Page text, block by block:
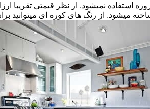
استفاده نمیشود. از نظر قیمتی تقریبا
میشود. از رنگ های کوره ای میتوانید